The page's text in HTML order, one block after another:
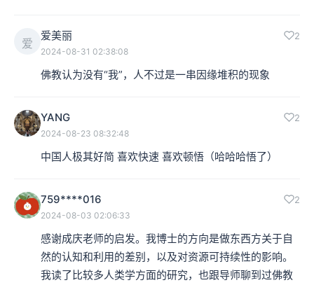
爱
爱美丽 2
2024-08-31 02:38:08
佛教认为没有“我”，人不过是一串因缘堆积的现象
YANG 2
2024-08-23 08:32:48
中国人极其好简 喜欢快速 喜欢顿悟（哈哈哈悟了）
759****016 2
2024-08-03 02:06:33
感谢成庆老师的启发。我博士的方向是做东西方关于自
然的认知和利用的差别，以及对资源可持续性的影响。
我读了比较多人类学方面的研究，也跟导师聊到过佛教